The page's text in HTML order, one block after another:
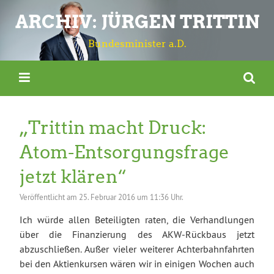
ARCHIV: JÜRGEN TRITTIN
Bundesminister a.D.
„Trittin macht Druck:
Atom-Entsorgungsfrage
jetzt klären“
Veröffentlicht am 25. Februar 2016 um 11:36 Uhr.
Ich würde allen Beteiligten raten, die Verhandlungen
über die Finanzierung des AKW-Rückbaus jetzt
abzuschließen. Außer vieler weiterer Achterbahnfahrten
bei den Aktienkursen wären wir in einigen Wochen auch